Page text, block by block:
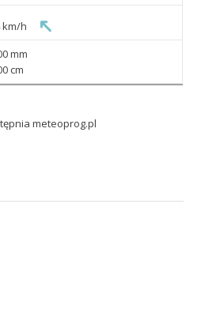
km/h
mm
cm
meteoprog.pl